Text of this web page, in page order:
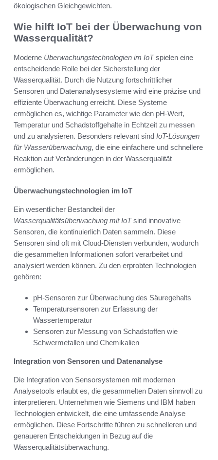
ökologischen Gleichgewichten.
Wie hilft IoT bei der Überwachung von
Wasserqualität?
Moderne Überwachungstechnologien im IoTspielen eine
entscheidende Rolle bei der Sicherstellung der
Wasserqualität. Durch die Nutzung fortschrittlicher
Sensoren und Datenanalysesysteme wird eine präzise und
effiziente Überwachung erreicht. Diese Systeme
ermöglichen es, wichtige Parameter wie den pH-Wert,
Temperatur und Schadstoffgehalte in Echtzeit zu messen
und zu analysieren. Besonders relevant sind IoT-Lösungen
für Wasserüberwachung, die eine einfachere und schnellere
Reaktion auf Veränderungen in der Wasserqualität
ermöglichen.
Überwachungstechnologien im IoT
Ein wesentlicher Bestandteil der
Wasserqualitätsüberwachung mit IoTsind innovative
Sensoren, die kontinuierlich Daten sammeln. Diese
Sensoren sind oft mit Cloud-Diensten verbunden, wodurch
die gesammelten Informationen sofort verarbeitet und
analysiert werden können. Zu den erprobten Technologien
gehören:
pH-Sensoren zur Überwachung des Säuregehalts
Temperatursensoren zur Erfassung der
Wassertemperatur
Sensoren zur Messung von Schadstoffen wie
Schwermetallen und Chemikalien
Integration von Sensoren und Datenanalyse
Die Integration von Sensorsystemen mit modernen
Analysetools erlaubt es, die gesammelten Daten sinnvoll zu
interpretieren. Unternehmen wie Siemens und IBM haben
Technologien entwickelt, die eine umfassende Analyse
ermöglichen. Diese Fortschritte führen zu schnelleren und
genaueren Entscheidungen in Bezug auf die
Wasserqualitätsüberwachung.